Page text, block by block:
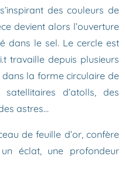
des couleurs de
devient alors l’ouverture
dans le sel. Le cercle est
travaille depuis plusieurs
la forme circulaire de
d’atolls, des
astres…
de feuille d’or, confère
éclat, une profondeur